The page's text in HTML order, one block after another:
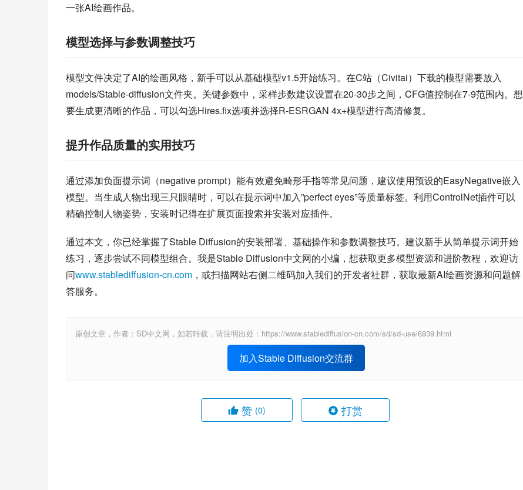
一张AI绘画作品。
模型选择与参数调整技巧
模型文件决定了AI的绘画风格，新手可以从基础模型v1.5开始练习。在C站（Civitai）下载的模型需要放入
models/Stable-diffusion文件夹。关键参数中，采样步数建议设置在20-30步之间，CFG值控制在7-9范围内。想
要生成更清晰的作品，可以勾选Hires.fix选项并选择R-ESRGAN 4x+模型进行高清修复。
提升作品质量的实用技巧
通过添加负面提示词（negative prompt）能有效避免畸形手指等常见问题，建议使用预设的EasyNegative嵌入
模型。当生成人物出现三只眼睛时，可以在提示词中加入”perfect eyes”等质量标签。利用ControlNet插件可以
精确控制人物姿势，安装时记得在扩展页面搜索并安装对应插件。
通过本文，你已经掌握了Stable Diffusion的安装部署、基础操作和参数调整技巧。建议新手从简单提示词开始
练习，逐步尝试不同模型组合。我是Stable Diffusion中文网的小编，想获取更多模型资源和进阶教程，欢迎访
问www.stablediffusion-cn.com ，或扫描网站右侧二维码加入我们的开发者社群，获取最新AI绘画资源和问题解
答服务。
原创文章，作者：SD中文网，如若转载，请注明出处：https://www.stablediffusion-cn.com/sd/sd-use/6939.html
加入Stable Diffusion交流群
赞 (0) 打赏